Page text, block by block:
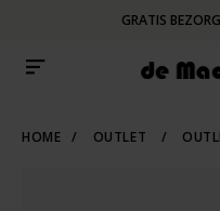
GRATIS
HOME / OUTLET /